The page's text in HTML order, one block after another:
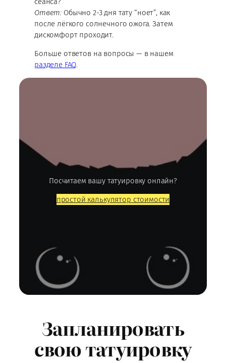
Ответ: Обычно 2-3 дня тату “ноет”, как
после лёгкого солнечного ожога. Затем
дискомфорт проходит.
Больше ответов на вопросы — в нашем
разделе FAQ.
Посчитаем вашу татуировку онлайн?
простой калькулятор стоимости
Запланировать
свою татуировку